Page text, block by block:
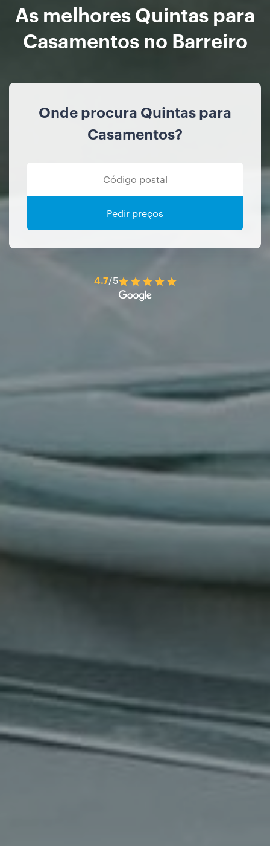
As melhores Quintas para
Casamentos no Barreiro
Onde procura Quintas para
Casamentos?
Pedir preços
4.7/5